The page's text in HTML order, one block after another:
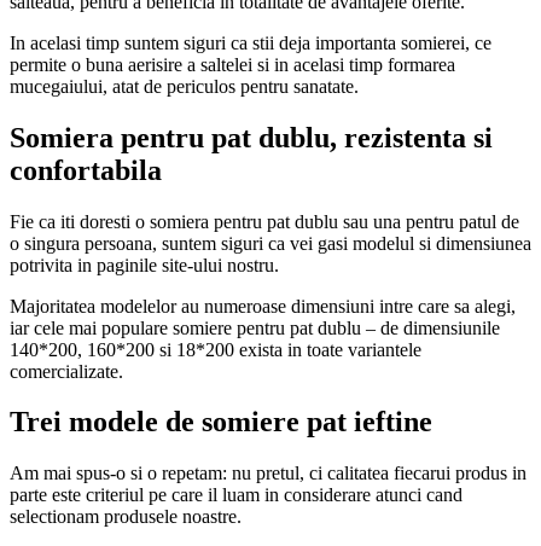
In acelasi timp suntem siguri ca stii deja importanta somierei, ce
permite o buna aerisire a saltelei si in acelasi timp formarea
mucegaiului, atat de periculos pentru sanatate.
Somiera pentru pat dublu, rezistenta si
confortabila
Fie ca iti doresti o somiera pentru pat dublu sau una pentru patul de
o singura persoana, suntem siguri ca vei gasi modelul si dimensiunea
potrivita in paginile site-ului nostru.
Majoritatea modelelor au numeroase dimensiuni intre care sa alegi,
iar cele mai populare somiere pentru pat dublu – de dimensiunile
140*200, 160*200 si 18*200 exista in toate variantele
comercializate.
Trei modele de somiere pat ieftine
Am mai spus-o si o repetam: nu pretul, ci calitatea fiecarui produs in
parte este criteriul pe care il luam in considerare atunci cand
selectionam produsele noastre.